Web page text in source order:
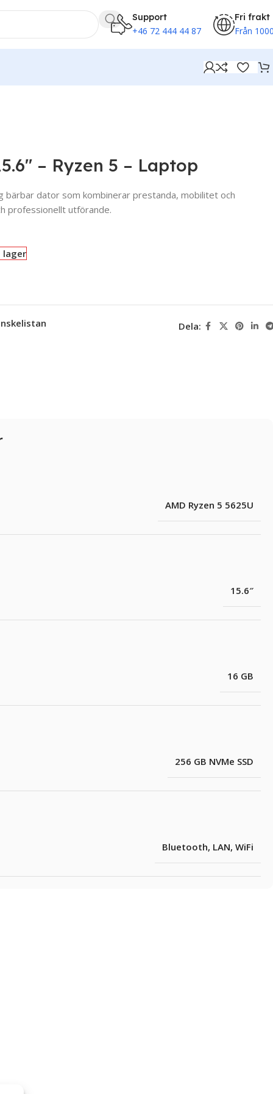
Support
+46 72 444 44 87
Fri frakt
Från
– Ryzen 5 – Laptop
bärbar dator som kombinerar prestanda, mobilitet och
professionellt utförande.
lager
Dela:
AMD Ryzen 5 5625U
15.6″
16 GB
256 GB NVMe SSD
Bluetooth, LAN, WiFi